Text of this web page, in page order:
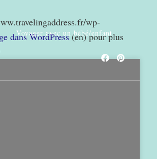
wp-
dans WordPress(en) pour plus
Voyager avec un bébé/enfant